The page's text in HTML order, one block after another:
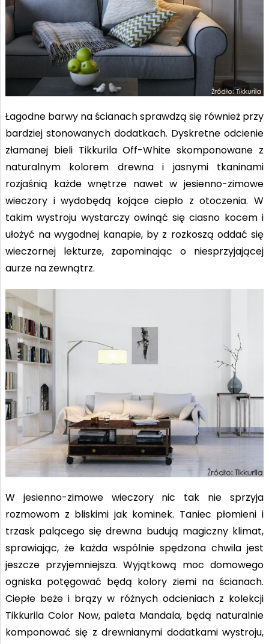
Łagodne barwy na ścianach sprawdzą się również przy
bardziej stonowanych dodatkach. Dyskretne odcienie
złamanej bieli Tikkurila Off-White skomponowane z
naturalnym kolorem drewna i jasnymi tkaninami
rozjaśnią każde wnętrze nawet w jesienno-zimowe
wieczory i wydobędą kojące ciepło z otoczenia. W
takim wystroju wystarczy owinąć się ciasno kocem i
ułożyć na wygodnej kanapie, by z rozkoszą oddać się
wieczornej lekturze, zapominając o niesprzyjającej
aurze na zewnątrz.
W jesienno-zimowe wieczory nic tak nie sprzyja
rozmowom z bliskimi jak kominek. Taniec płomieni i
trzask palącego się drewna budują magiczny klimat,
sprawiając, że każda wspólnie spędzona chwila jest
jeszcze przyjemniejsza. Wyjątkową moc domowego
ogniska potęgować będą kolory ziemi na ścianach.
Ciepłe beże i brązy w różnych odcieniach z kolekcji
Tikkurila Color Now, paleta Mandala, będą naturalnie
komponować się z drewnianymi dodatkami wystroju,